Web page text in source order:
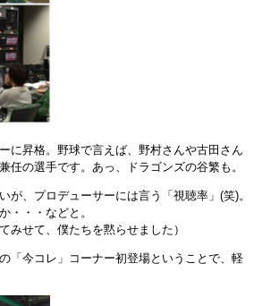
に昇格。野球で言えば、野村さんや古田さん
任の選手です。あっ、ドラゴンズの谷繁も。
が、プロデューサーには言う「視聴率」(笑)。
・・・などと。
みせて、僕たちを黙らせました）
「今コレ」コーナー初登場ということで、軽